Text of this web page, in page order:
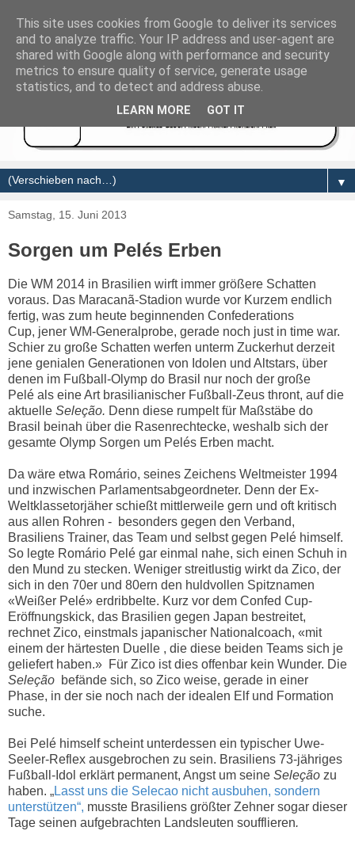
▼
Samstag, 15. Juni 2013
Sorgen um Pelés Erben
Die WM 2014 in Brasilien wirft immer größere Schatten
voraus. Das Maracanã-Stadion wurde vor Kurzem endlich
fertig, was zum heute beginnenden Confederations
Cup, jener WM-Generalprobe, gerade noch just in time war.
Schier zu große Schatten werfen unterm Zuckerhut derzeit
jene genialen Generationen von Idolen und Altstars, über
denen im Fußball-Olymp do Brasil nur noch der große
Pelé als eine Art brasilianischer Fußball-Zeus thront, auf die
aktuelle Seleção. Denn diese rumpelt für Maßstäbe do
Brasil beinah über die Rasenrechtecke, weshalb sich der
gesamte Olymp Sorgen um Pelés Erben macht.
Da wäre etwa Romário, seines Zeichens Weltmeister 1994
und inzwischen Parlamentsabgeordneter. Denn der Ex-
Weltklassetorjäher schießt mittlerweile gern und oft kritisch
aus allen Rohren - besonders gegen den Verband,
Brasiliens Trainer, das Team und selbst gegen Pelé himself.
So legte Romário Pelé gar einmal nahe, sich einen Schuh in
den Mund zu stecken. Weniger streitlustig wirkt da Zico, der
sich in den 70er und 80ern den huldvollen Spitznamen
«Weißer Pelé» erdribbelte. Kurz vor dem Confed Cup-
Eröffnungskick, das Brasilien gegen Japan bestreitet,
rechnet Zico, einstmals japanischer Nationalcoach, «mit
einem der härtesten Duelle , die diese beiden Teams sich je
geliefert haben.» Für Zico ist dies offenbar kein Wunder. Die
Seleção befände sich, so Zico weise, gerade in einer
Phase, in der sie noch nach der idealen Elf und Formation
suche.
Bei Pelé himself scheint unterdessen ein typischer Uwe-
Seeler-Reflex ausgebrochen zu sein. Brasiliens 73-jähriges
Fußball-Idol erklärt permanent, Angst um seine Seleção zu
haben. „Lasst uns die Selecao nicht ausbuhen, sondern
unterstützen“, musste Brasiliens größter Zehner sogar dieser
Tage seinen aufgebrachten Landsleuten soufflieren.
This site uses cookies from Google to deliver its services
and to analyze traffic. Your IP address and user-agent are
shared with Google along with performance and security
metrics to ensure quality of service, generate usage
statistics, and to detect and address abuse.
LEARN MORE GOT IT